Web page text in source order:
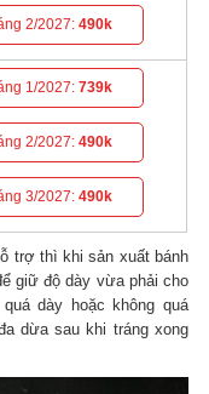
2/2027:490k
1/2027:739k
2/2027:490k
3/2027:490k
trợ thì khi sản xuất bánh
giữ độ dày vừa phải cho
dày hoặc không quá
dừa sau khi tráng xong